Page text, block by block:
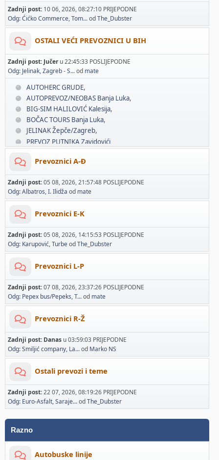
Zadnji post: 10 06, 2026, 08:27:10 PRIJEPODNE
Odg: Ćićko Commerce, Tom...odThe_Dubster
OSTALI VEĆI PREVOZNICI U BIH
Zadnji post: Jučeru 22:45:33 POSLIJEPODNE
Odg: Jelinak, Zagreb - S...od mate
AUTOHERC GRUDE
AUTOPREVOZ/NEOBAS Banja Luka
BIG-SIM HALILOVIĆ Kalesija
BOČAC TOURS Banja Luka
JELINAK Žepče/Zagreb
PREVOZ PUTNIKA Zavidovići
Prevoznici A-Đ
Zadnji post:05 08, 2026, 21:57:48 POSLIJEPODNE
Odg: Albatros, I. Ilidža od mate
Prevoznici E-K
Zadnji post:05 08, 2026, 14:15:53 POSLIJEPODNE
Odg: Karupović, TurbeodThe_Dubster
Prevoznici L-P
Zadnji post:07 08, 2026, 23:37:26 POSLIJEPODNE
Odg: Pepex bus/Pepeks, T...od mate
Prevoznici R-Ž
Zadnji post: Danas u 03:59:03 PRIJEPODNE
Odg: Smiljić company, La...od Marko NS
Ostali prevozi i teme
Zadnji post:22 07, 2026, 08:19:26 PRIJEPODNE
Odg: Euro-Asfalt, Saraje...odThe_Dubster
Razno
Autobuske linije